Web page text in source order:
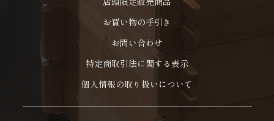
お買い物の手引き
お問い合わせ
特定商取引法に関する表示
個人情報の取り扱いについて